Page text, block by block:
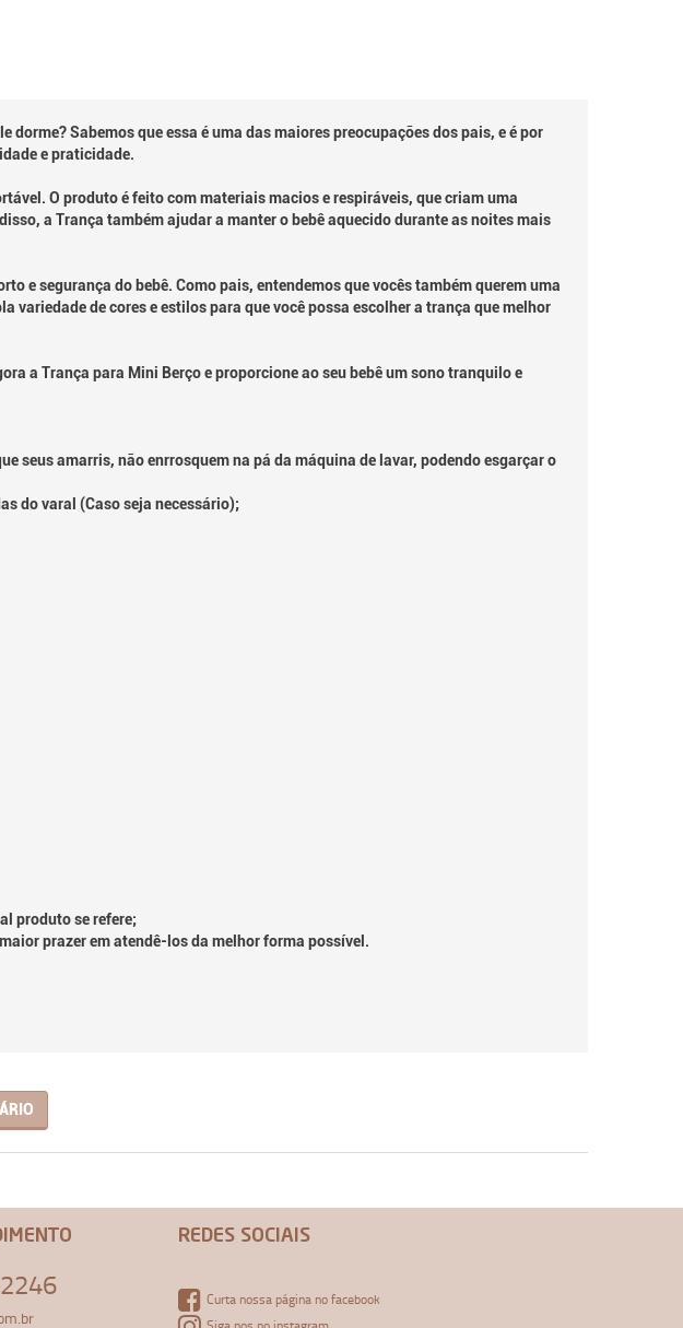
Sabemos que essa é uma das maiores preocupações dos pais, e é por
e praticidade.
O produto é feito com materiais macios e respiráveis, que criam uma
a Trança também ajudar a manter o bebê aquecido durante as noites mais
e segurança do bebê. Como pais, entendemos que vocês também querem uma
variedade de cores e estilos para que você possa escolher a trança que melhor
a Trança para Mini Berço e proporcione ao seu bebê um sono tranquilo e
seus amarris, não enrrosquem na pá da máquina de lavar, podendo esgarçar o
do varal (Caso seja necessário);
produto se refere;
prazer em atendê-los da melhor forma possível.
REDES SOCIAIS
Curta nossa página no facebook